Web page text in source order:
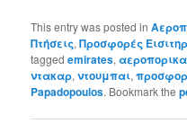
This entry was posted in
Πτήσεις,Προσφορές
taggedemirates,αεροπορικα
ντακαρ,ντουμπαι,
Papadopoulos. Bookmark the